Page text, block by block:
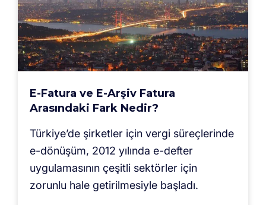
E-Fatura ve E-Arşiv Fatura
Arasındaki Fark Nedir?
Türkiye’de şirketler için vergi süreçlerinde
e-dönüşüm, 2012 yılında e-defter
uygulamasının çeşitli sektörler için
zorunlu hale getirilmesiyle başladı.